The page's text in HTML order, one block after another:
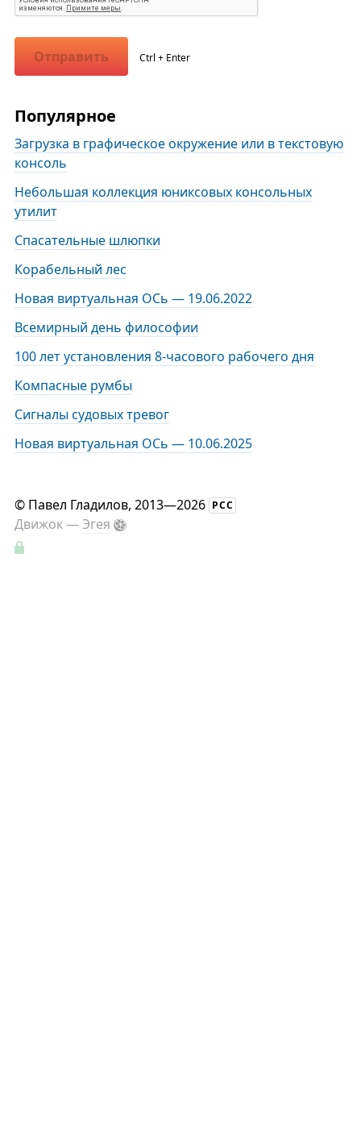
Отправить Ctrl + Enter
Популярное
Загрузка в графическое окружение или в текстовую
консоль
Небольшая коллекция юниксовых консольных
утилит
Спасательные шлюпки
Корабельный лес
Новая виртуальная ОСь — 19.06.2022
Всемирный день философии
100 лет установления 8-часового рабочего дня
Компасные румбы
Сигналы судовых тревог
Новая виртуальная ОСь — 10.06.2025
© Павел Гладилов, 2013—2026 РСС
Движок —Эгея